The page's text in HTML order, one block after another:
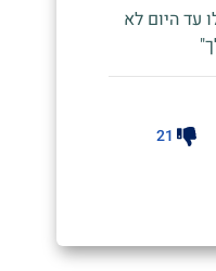
עד היום לא
21